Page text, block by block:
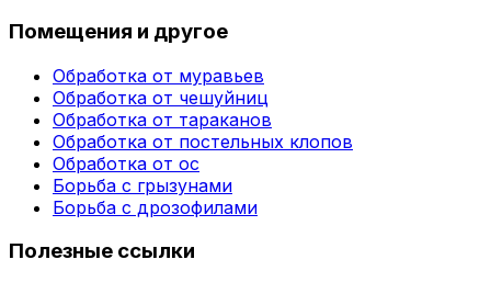
Помещения и другое
Обработка от муравьев
Обработка от чешуйниц
Обработка от тараканов
Обработка от постельных клопов
Обработка от ос
Борьба с грызунами
Борьба с дрозофилами
Полезные ссылки